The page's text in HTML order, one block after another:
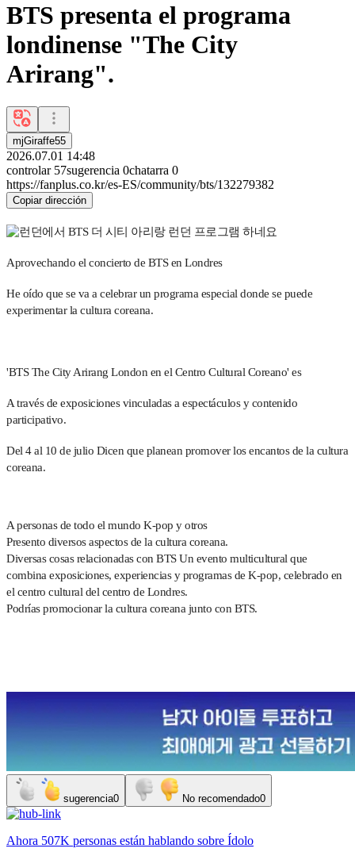
BTS presenta el programa
londinense "The City
Arirang".
mjGiraffe55
2026.07.01 14:48
controlar 57sugerencia 0chatarra 0
https://fanplus.co.kr/es-ES/community/bts/132279382
Copiar dirección
Aprovechando el concierto de BTS en Londres
He oído que se va a celebrar un programa especial donde se puede
experimentar la cultura coreana.
'BTS The City Arirang London en el Centro Cultural Coreano' es
A través de exposiciones vinculadas a espectáculos y contenido
participativo.
Del 4 al 10 de julio Dicen que planean promover los encantos de la cultura
coreana.
A personas de todo el mundo K-pop y otros
Presento diversos aspectos de la cultura coreana.
Diversas cosas relacionadas con BTSUn evento multicultural que
combina exposiciones, experiencias y programas de K-pop, celebrado en
el centro cultural del centro de Londres.
Podrías promocionar la cultura coreana junto con BTS.
sugerencia0 No recomendado0
Ahora 507K personas están hablando sobre Ídolo